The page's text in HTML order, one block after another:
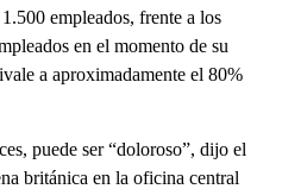
empleados, frente a los
en el momento de su
a aproximadamente el 80%
puede ser “doloroso”, dijo el
británica en la oficina central